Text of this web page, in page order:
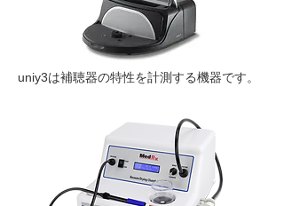
uniy3は補聴器の特性を計測する機器です。